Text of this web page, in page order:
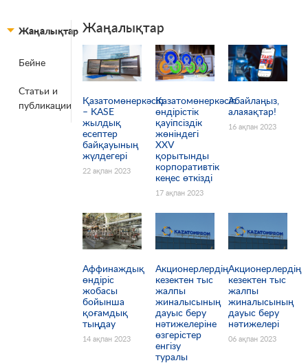
Жаңалықтар
Бейне
Статьи и
публикации
Жаңалықтар
Қазатомөнеркәсіп
– KASE
жылдық
есептер
байқауының
жүлдегері
22 ақпан 2023
Қазатомөнеркәсіп
өндірістік
қауіпсіздік
жөніндегі
XXV
қорытынды
корпоративтік
кеңес өткізді
17 ақпан 2023
Абайлаңыз,
алаяақтар!
16 ақпан 2023
Аффинаждық
өндіріс
жобасы
бойынша
қоғамдық
тыңдау
14 ақпан 2023
Акционерлердің
кезектен тыс
жалпы
жиналысының
дауыс беру
нәтижелеріне
өзгерістер
енгізу
туралы
Акционерлердің
кезектен тыс
жалпы
жиналысының
дауыс беру
нәтижелері
06 ақпан 2023
Беттер